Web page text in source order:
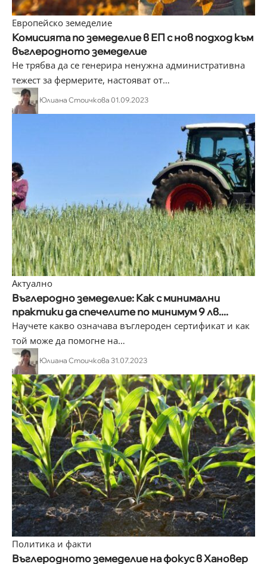
Европейско земеделие
Комисията по земеделие в ЕП с нов подход към
въглеродното земеделие
Не трябва да се генерира ненужна административна
тежест за фермерите, настояват от…
Юлиана Стоичкова 01.09.2023
Актуално
Въглеродно земеделие: Как с минимални
практики да спечелите по минимум 9 лв....
Научете какво означава въглероден сертификат и как
той може да помогне на…
Юлиана Стоичкова 31.07.2023
Политика и факти
Въглеродното земеделие на фокус в Хановер